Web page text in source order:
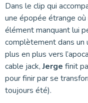
Dans le clip qui
une épopée étrange
élément manquant lui
complètement dans un
plus en plus vers
cable jack,Jerge finit
pour finir par se
toujours été).